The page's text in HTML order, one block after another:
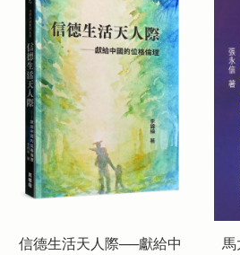
信德生活天人際──獻給中
馬